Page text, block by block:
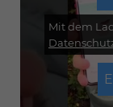
Mit dem